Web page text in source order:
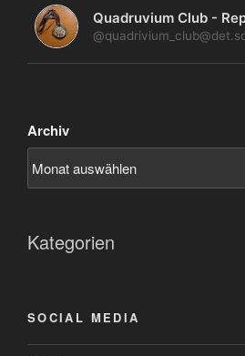
Quadruvium Club -
Archiv
Kategorien
SOCIAL MEDIA